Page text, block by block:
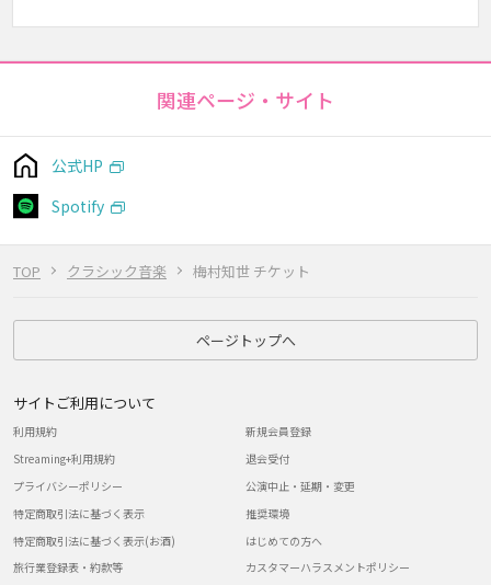
TOP クラシック音楽 梅村知世 チケット
関連ページ・サイト
公式HP
Spotify
ページトップへ
サイトご利用について
利用規約
Streaming+利用規約
プライバシーポリシー
特定商取引法に基づく表示
特定商取引法に基づく表示(お酒)
旅行業登録表・約款等
新規会員登録
退会受付
公演中止・延期・変更
推奨環境
はじめての方へ
カスタマーハラスメントポリシー